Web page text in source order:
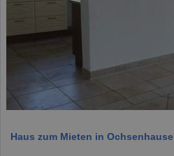
Haus zum Mieten in